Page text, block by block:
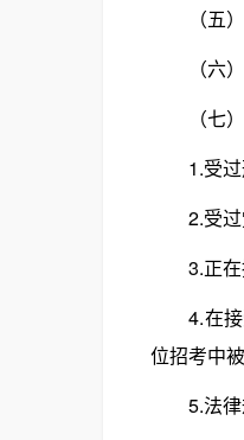
（五）
（六）
（七）
1.受过
2.受过
3.正在
4.在接
位招考中
5.法律